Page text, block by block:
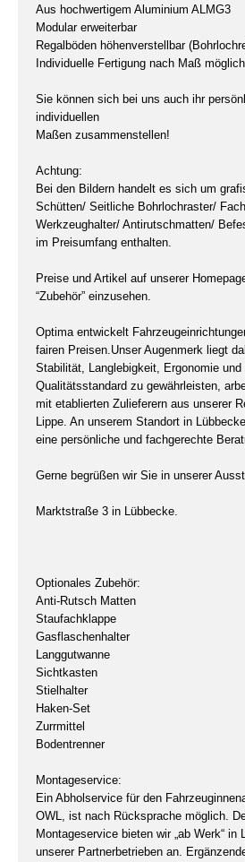
Aus hochwertigem Aluminium ALMG3
Modular erweiterbar
Regalböden höhenverstellbar
Individuelle Fertigung nach Maß möglich
Sie können sich bei uns auch ihr
individuellen
Maßen zusammenstellen!
Achtung:
Bei den Bildern handelt es sich um
Schütten/ Seitliche Bohrlochraster/
Werkzeughalter/ Antirutschmatten/
im Preisumfang enthalten.
Preise und Artikel auf unserer
“Zubehör” einzusehen.
Optima entwickelt
fairen Preisen.Unser Augenmerk liegt
Stabilität, Langlebigkeit, Ergonomie
Qualitätsstandard zu gewährleisten,
mit etablierten Zulieferern aus unserer
Lippe. An unserem Standort in
eine persönliche und fachgerechte
Gerne begrüßen wir Sie in unserer
Marktstraße 3 in Lübbecke.
Optionales Zubehör:
Anti-Rutsch Matten
Staufachklappe
Gasflaschenhalter
Langgutwanne
Sichtkasten
Stielhalter
Haken-Set
Zurrmittel
Bodentrenner
Montageservice:
Ein Abholservice für den
OWL, ist nach Rücksprache möglich.
Montageservice bieten wir „ab Werk“ in
unserer Partnerbetrieben an.